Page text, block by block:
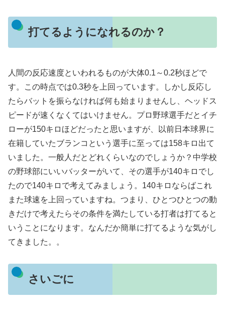
打てるようになれるのか？
人間の反応速度といわれるものが大体0.1～0.2秒ほどで
す。この時点では0.3秒を上回っています。しかし反応し
たらバットを振らなければ何も始まりませんし、ヘッドス
ピードが速くなくてはいけません。プロ野球選手だとイチ
ローが150キロほどだったと思いますが、以前日本球界に
在籍していたブランコという選手に至っては158キロ出て
いました。一般人だとどれくらいなのでしょうか？中学校
の野球部にいいバッターがいて、その選手が140キロでし
たので140キロで考えてみましょう。140キロならばこれ
また球速を上回っていますね。つまり、ひとつひとつの動
きだけで考えたらその条件を満たしている打者は打てると
いうことになります。なんだか簡単に打てるような気がし
てきました。。
さいごに